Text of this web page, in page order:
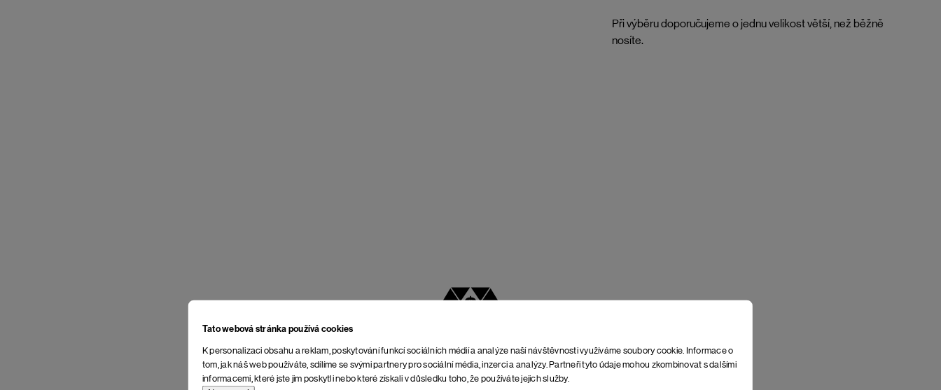
Tato webová stránka používá cookies
K personalizaci obsahu a reklam, poskytování funkcí sociálních médií a analýze naší návštěvnosti využíváme soubory cookie. Informace o
tom, jak náš web používáte, sdílíme se svými partnery pro sociální média, inzerci a analýzy. Partneři tyto údaje mohou zkombinovat s dalšími
informacemi, které jste jim poskytli nebo které získali v důsledku toho, že používáte jejich služby.
Při výběru doporučujeme o jednu velikost větší, než běžně
nosíte.
NEJLEPŠÍ POMĚR
CENY A KVALITY